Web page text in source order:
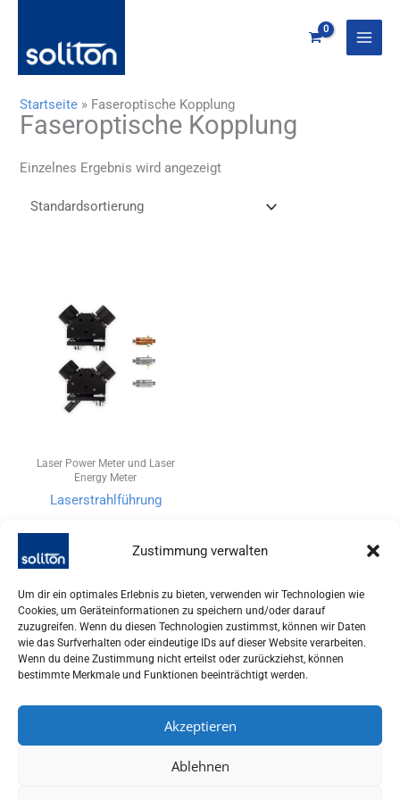
Zustimmung verwalten
Um dir ein optimales Erlebnis zu bieten, verwenden wir Technologien wie
Cookies, um Geräteinformationen zu speichern und/oder darauf
zuzugreifen. Wenn du diesen Technologien zustimmst, können wir Daten
wie das Surfverhalten oder eindeutige IDs auf dieser Website verarbeiten.
Wenn du deine Zustimmung nicht erteilst oder zurückziehst, können
bestimmte Merkmale und Funktionen beeinträchtigt werden.
Akzeptieren
Ablehnen
springen
Startseite » Faseroptische Kopplung
Faseroptische Kopplung
Einzelnes Ergebnis wird angezeigt
Laser Power Meter und Laser
Energy Meter
Laserstrahlführung
82205 GILCHING